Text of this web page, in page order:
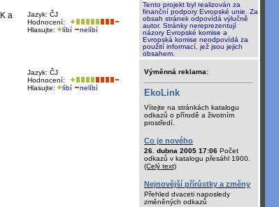
Jazyk: ČJ
Hodnocení:
Hlasujte:
líbí nelíbí
a
Jazyk: ČJ
Hodnocení:
Hlasujte:
líbí nelíbí
Tento projekt byl realizován za
finanční podpory Evropské unie. Za
obsah stránek odpovídá výlučně
autor. Stránky nereprezentují
názory Evropské komise a
Evropská komise neodpovídá za
použití informací, jež jsou jejich
obsahem.
Výměnná reklama:
EkoLink
Vítejte na stránkách katalogu
odkazů o přírodě a životním
prostředí.
Co je nového
26. dubna 2005 17:06 Počet
odkazů v katalogu přesáhl 1900.
(Celý text)
Nejnovější přírůstky a změny
Přehled dvaceti naposledy
změněných odkazů